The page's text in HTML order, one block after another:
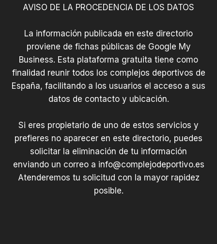
AVISO DE LA PROCEDENCIA DE LOS DATOS
La información publicada en este directorio
proviene de fichas públicas de Google My
Business. Esta plataforma gratuita tiene como
finalidad reunir todos los complejos deportivos de
España, facilitando a los usuarios el acceso a sus
datos de contacto y ubicación.
Si eres propietario de uno de estos servicios y
prefieres no aparecer en este directorio, puedes
solicitar la eliminación de tu información
enviando un correo a info@complejodeportivo.es
Atenderemos tu solicitud con la mayor rapidez
posible.